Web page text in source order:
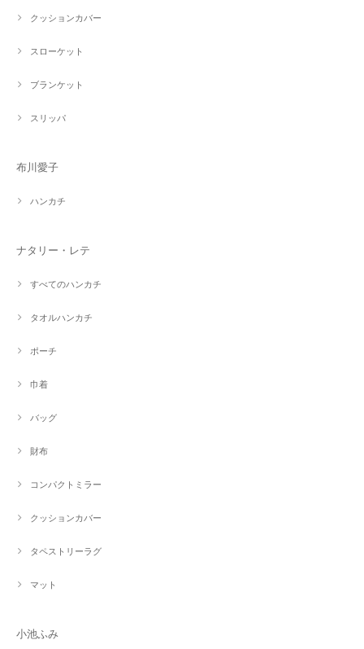
クッションカバー
スローケット
ブランケット
スリッパ
布川愛子
ハンカチ
ナタリー・レテ
すべてのハンカチ
タオルハンカチ
ポーチ
巾着
バッグ
財布
コンパクトミラー
クッションカバー
タペストリーラグ
マット
小池ふみ